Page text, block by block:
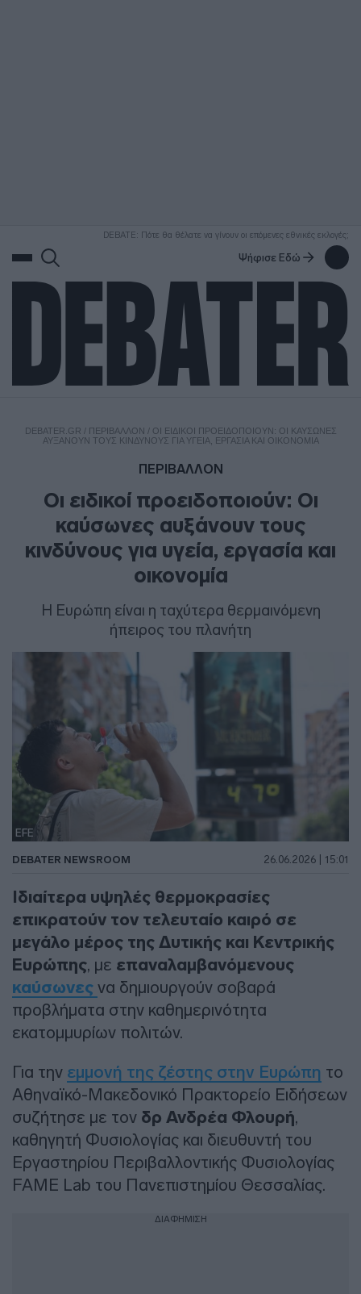
DEBATE: Πότε θα θέλατε να γίνουν οι επόμενες εθνικές εκλογές;
Ψήφισε Εδώ
DEBATER.GR / ΠΕΡΙΒΑΛΛΟΝ / ΟΙ ΕΙΔΙΚΟΊ ΠΡΟΕΙΔΟΠΟΙΟΎΝ: ΟΙ ΚΑΎΣΩΝΕΣ
ΑΥΞΆΝΟΥΝ ΤΟΥΣ ΚΙΝΔΎΝΟΥΣ ΓΙΑ ΥΓΕΊΑ, ΕΡΓΑΣΊΑ ΚΑΙ ΟΙΚΟΝΟΜΊΑ
ΠΕΡΙΒΑΛΛΟΝ
Οι ειδικοί προειδοποιούν: Οι
καύσωνες αυξάνουν τους
κινδύνους για υγεία, εργασία και
οικονομία
Η Ευρώπη είναι η ταχύτερα θερμαινόμενη
ήπειρος του πλανήτη
EFE
DEBATER NEWSROOM 26.06.2026 | 15:01
Ιδιαίτερα υψηλές θερμοκρασίες
επικρατούν τον τελευταίο καιρό σε
μεγάλο μέρος της Δυτικής και Κεντρικής
Ευρώπης, με επαναλαμβανόμενους
καύσωνες να δημιουργούν σοβαρά
προβλήματα στην καθημερινότητα
εκατομμυρίων πολιτών.
Για την εμμονή της ζέστης στην Ευρώπη το
Αθηναϊκό-Μακεδονικό Πρακτορείο Ειδήσεων
συζήτησε με τον δρ Ανδρέα Φλουρή,
καθηγητή Φυσιολογίας και διευθυντή του
Εργαστηρίου Περιβαλλοντικής Φυσιολογίας
FAME Lab του Πανεπιστημίου Θεσσαλίας.
ΔΙΑΦΗΜΙΣΗ